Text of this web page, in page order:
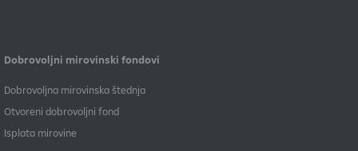
Dobrovoljni mirovinski fondovi
Dobrovoljna mirovinska štednja
Otvoreni dobrovoljni fond
Isplata mirovine